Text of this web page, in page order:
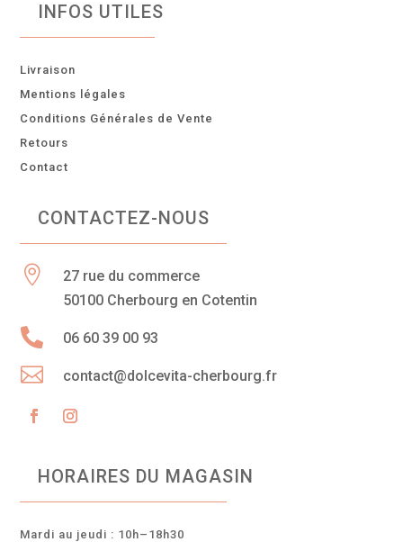
INFOS UTILES
Livraison
Mentions légales
Conditions Générales de Vente
Retours
Contact
CONTACTEZ-NOUS

27 rue du commerce
50100 Cherbourg en Cotentin
 06 60 39 00 93
 contact@dolcevita-cherbourg.fr
HORAIRES DU MAGASIN
Mardi au jeudi : 10h–18h30